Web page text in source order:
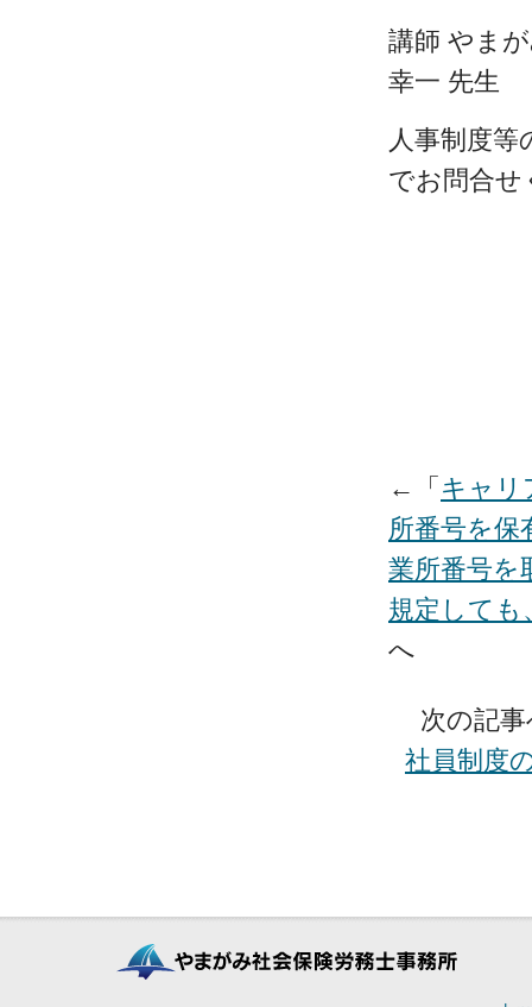
講師 やま
幸一 先生
人事制度等
でお問合せ
←「 キャリ
所番号を保
業所番号を
規定しても
へ
次の記事
社員制度